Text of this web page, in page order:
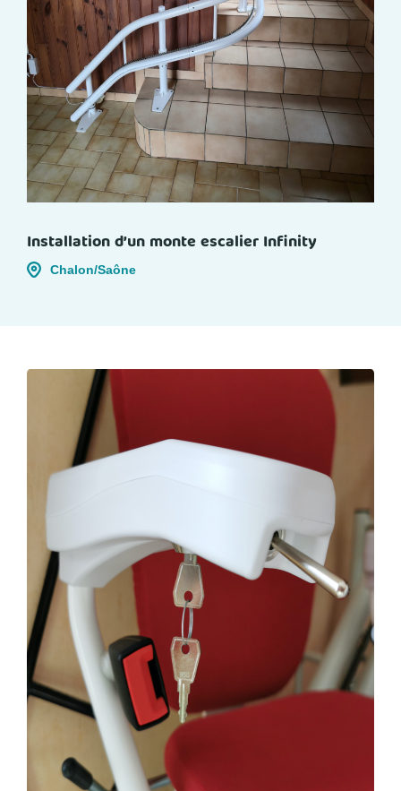
Installation d’un monte escalier Infinity
Chalon/Saône